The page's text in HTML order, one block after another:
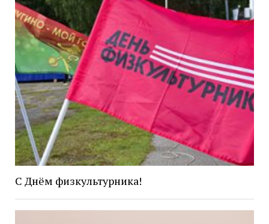
С Днём физкультурника!